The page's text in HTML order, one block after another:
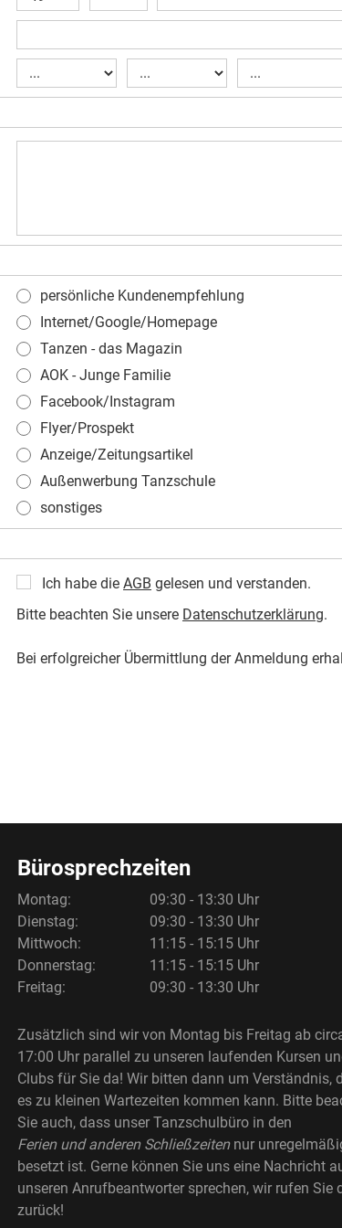
persönliche Kundenempfehlung
Internet/Google/Homepage
Tanzen - das Magazin
AOK - Junge Familie
Facebook/Instagram
Flyer/Prospekt
Anzeige/Zeitungsartikel
Außenwerbung Tanzschule
sonstiges
Ich habe die AGB gelesen und verstanden.
Bitte beachten Sie unsere Datenschutzerklärung.
Bei erfolgreicher Übermittlung der Anmeldung
Bürosprechzeiten
Montag:
09:30 - 13:30 Uhr
Dienstag:
09:30 - 13:30 Uhr
Mittwoch:
11:15 - 15:15 Uhr
Donnerstag:
11:15 - 15:15 Uhr
Freitag:
09:30 - 13:30 Uhr
Zusätzlich sind wir von Montag bis Freitag ab
17:00 Uhr parallel zu unseren laufenden Kursen
Clubs für Sie da! Wir bitten dann um Verständnis,
es zu kleinen Wartezeiten kommen kann. Bitte
Sie auch, dass unser Tanzschulbüro in den
Ferien und anderen Schließzeitennur
besetzt ist. Gerne können Sie uns eine Nachricht
unseren Anrufbeantworter sprechen, wir rufen Sie
zurück!